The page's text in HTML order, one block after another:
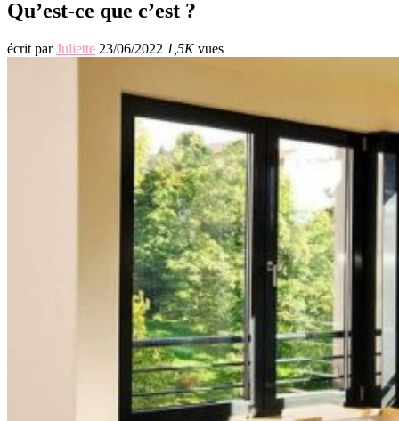
Qu’est-ce que c’est ?
écrit parJuliette 23/06/2022 1,5Kvues